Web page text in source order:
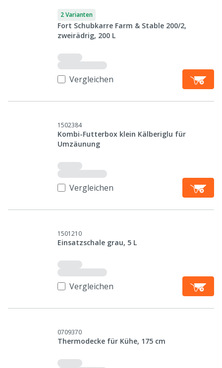
2 Varianten
Fort Schubkarre Farm & Stable 200/2,
zweirädrig, 200 L
Vergleichen
1502384
Kombi-Futterbox klein Kälberiglu für
Umzäunung
Vergleichen
1501210
Einsatzschale grau, 5 L
Vergleichen
0709370
Thermodecke für Kühe, 175 cm